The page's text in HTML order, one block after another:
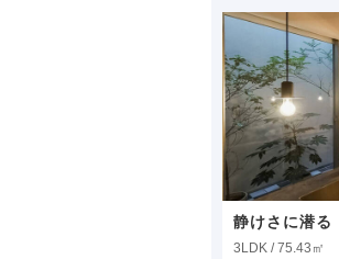
静けさに潜る
3LDK / 75.43㎡